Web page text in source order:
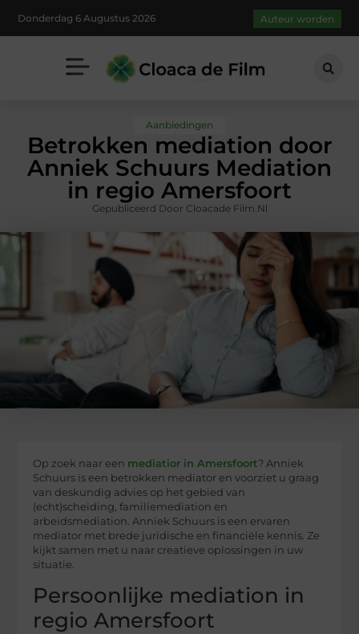
Donderdag 6 Augustus 2026 Auteur worden
Aanbiedingen
Betrokken mediation door
Anniek Schuurs Mediation
in regio Amersfoort
Gepubliceerd Door Cloacade Film.nl
Op zoek naar een mediatior in Amersfoort? Anniek
Schuurs is een betrokken mediator en voorziet u graag
van deskundig advies op het gebied van
(echt)scheiding, familiemediation en
arbeidsmediation. Anniek Schuurs is een ervaren
mediator met brede juridische en financiële kennis. Ze
kijkt samen met u naar creatieve oplossingen in uw
situatie.
Persoonlijke mediation in
regio Amersfoort